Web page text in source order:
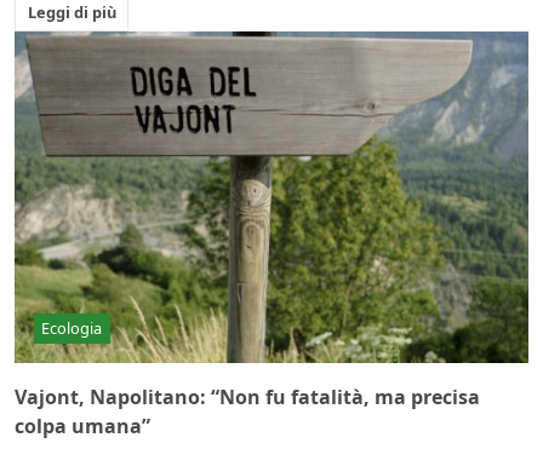
Leggi di più
Ecologia
Vajont, Napolitano: “Non fu fatalità, ma precisa
colpa umana”